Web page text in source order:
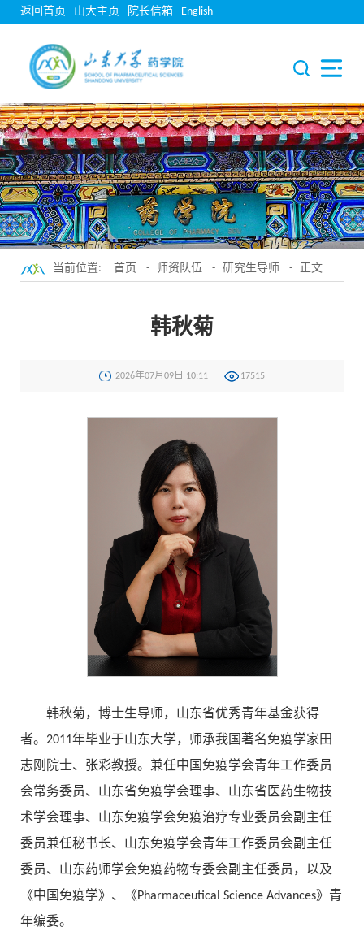
返回首页 山大主页 院长信箱 English
当前位置: 首页 - 师资队伍 - 研究生导师 - 正文
韩秋菊
2026年07月09日 10:11 17515
韩秋菊，博士生导师，山东省优秀青年基金获得
者。2011年毕业于山东大学，师承我国著名免疫学家田
志刚院士、张彩教授。兼任中国免疫学会青年工作委员
会常务委员、山东省免疫学会理事、山东省医药生物技
术学会理事、山东免疫学会免疫治疗专业委员会副主任
委员兼任秘书长、山东免疫学会青年工作委员会副主任
委员、山东药师学会免疫药物专委会副主任委员，以及
《中国免疫学》、《Pharmaceutical Science Advances》青
年编委。